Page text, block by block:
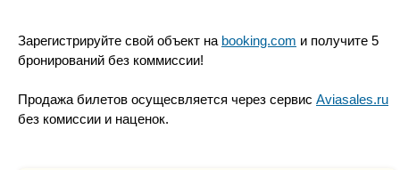
Зарегистрируйте свой объект на booking.com и получите 5
бронирований без коммиссии!
Продажа билетов осущесвляется через сервис Aviasales.ru
без комиссии и наценок.